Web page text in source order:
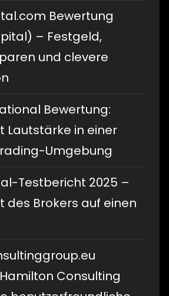
Bewertung
– Festgeld,
und clevere
Bewertung:
Lautstärke in einer
Umgebung
Testbericht 2025 –
des Brokers auf einen
Consulting